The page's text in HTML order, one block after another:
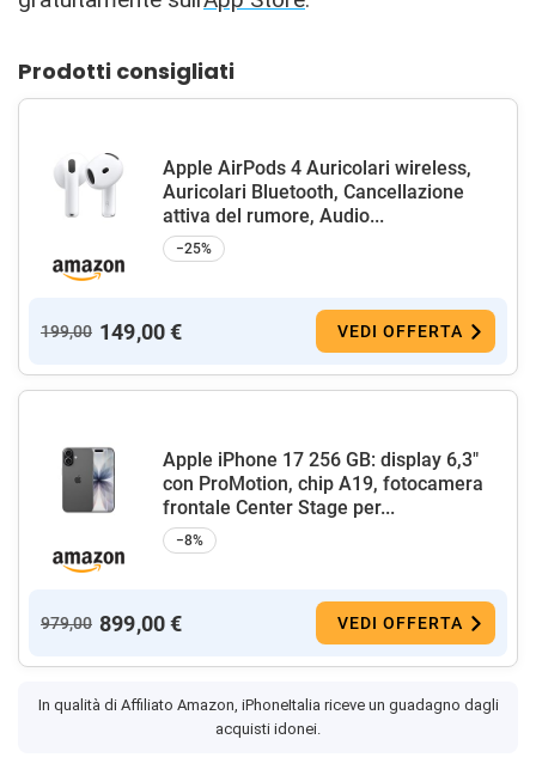
Prodotti consigliati
Apple AirPods 4 Auricolari wireless,
Auricolari Bluetooth, Cancellazione
attiva del rumore, Audio...
−25%
199,00 149,00 € VEDI OFFERTA
Apple iPhone 17 256 GB: display 6,3"
con ProMotion, chip A19, fotocamera
frontale Center Stage per...
−8%
979,00 899,00 € VEDI OFFERTA
In qualità di Affiliato Amazon, iPhoneItalia riceve un guadagno dagli
acquisti idonei.